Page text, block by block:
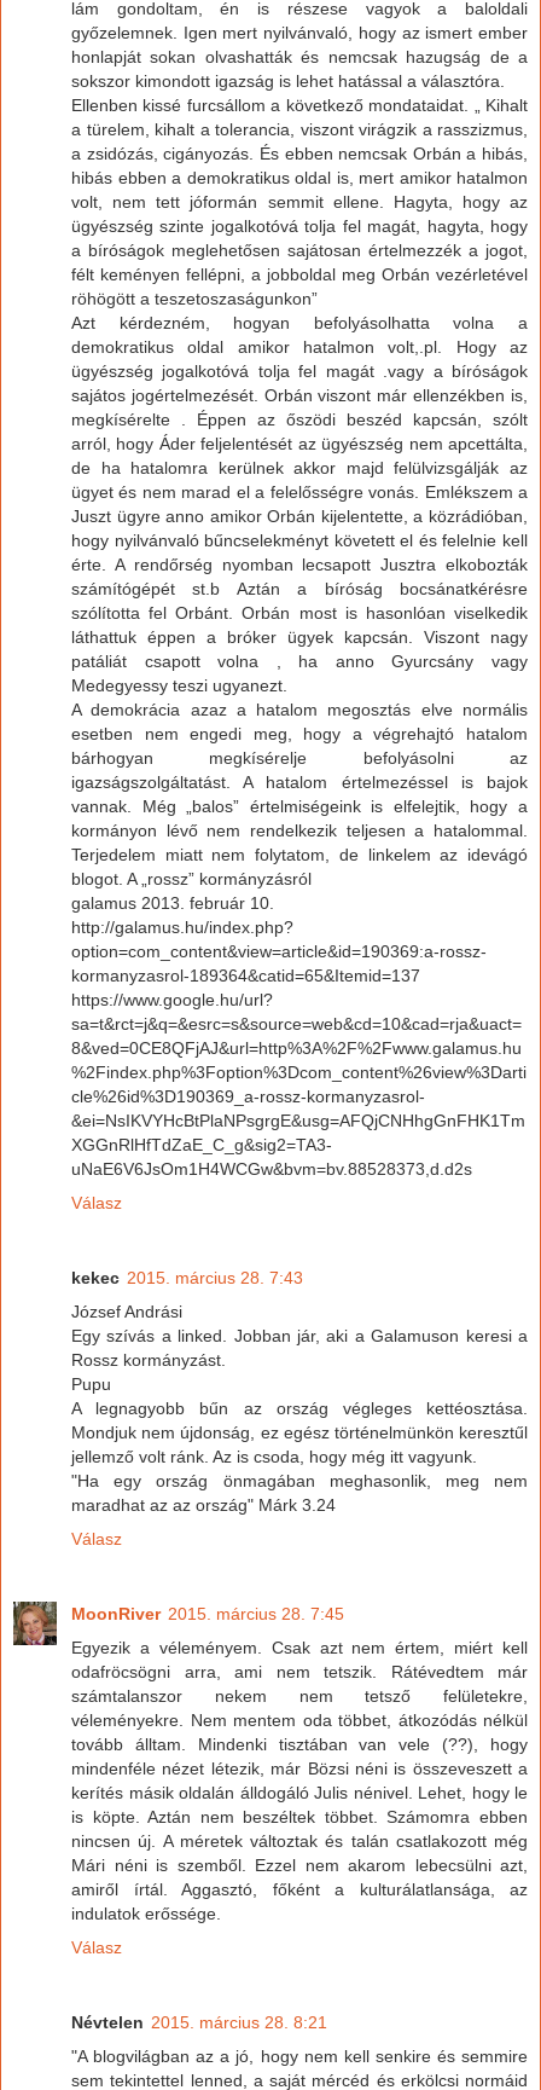
lám gondoltam, én is részese vagyok a baloldali
győzelemnek. Igen mert nyilvánvaló, hogy az ismert ember
honlapját sokan olvashatták és nemcsak hazugság de a
sokszor kimondott igazság is lehet hatással a választóra.
Ellenben kissé furcsállom a következő mondataidat. „ Kihalt
a türelem, kihalt a tolerancia, viszont virágzik a rasszizmus,
a zsidózás, cigányozás. És ebben nemcsak Orbán a hibás,
hibás ebben a demokratikus oldal is, mert amikor hatalmon
volt, nem tett jóformán semmit ellene. Hagyta, hogy az
ügyészség szinte jogalkotóvá tolja fel magát, hagyta, hogy
a bíróságok meglehetősen sajátosan értelmezzék a jogot,
félt keményen fellépni, a jobboldal meg Orbán vezérletével
röhögött a teszetoszaságunkon”
Azt kérdezném, hogyan befolyásolhatta volna a
demokratikus oldal amikor hatalmon volt,.pl. Hogy az
ügyészség jogalkotóvá tolja fel magát .vagy a bíróságok
sajátos jogértelmezését. Orbán viszont már ellenzékben is,
megkísérelte . Éppen az őszödi beszéd kapcsán, szólt
arról, hogy Áder feljelentését az ügyészség nem apcettálta,
de ha hatalomra kerülnek akkor majd felülvizsgálják az
ügyet és nem marad el a felelősségre vonás. Emlékszem a
Juszt ügyre anno amikor Orbán kijelentette, a közrádióban,
hogy nyilvánvaló bűncselekményt követett el és felelnie kell
érte. A rendőrség nyomban lecsapott Jusztra elkobozták
számítógépét st.b Aztán a bíróság bocsánatkérésre
szólította fel Orbánt. Orbán most is hasonlóan viselkedik
láthattuk éppen a bróker ügyek kapcsán. Viszont nagy
patáliát csapott volna , ha anno Gyurcsány vagy
Medegyessy teszi ugyanezt.
A demokrácia azaz a hatalom megosztás elve normális
esetben nem engedi meg, hogy a végrehajtó hatalom
bárhogyan megkísérelje befolyásolni az
igazságszolgáltatást. A hatalom értelmezéssel is bajok
vannak. Még „balos” értelmiségeink is elfelejtik, hogy a
kormányon lévő nem rendelkezik teljesen a hatalommal.
Terjedelem miatt nem folytatom, de linkelem az idevágó
blogot. A „rossz” kormányzásról
galamus 2013. február 10.
http://galamus.hu/index.php?
option=com_content&view=article&id=190369:a-rossz-
kormanyzasrol-189364&catid=65&Itemid=137
https://www.google.hu/url?
sa=t&rct=j&q=&esrc=s&source=web&cd=10&cad=rja&uact=
8&ved=0CE8QFjAJ&url=http%3A%2F%2Fwww.galamus.hu
%2Findex.php%3Foption%3Dcom_content%26view%3Darti
cle%26id%3D190369_a-rossz-kormanyzasrol-
&ei=NsIKVYHcBtPlaNPsgrgE&usg=AFQjCNHhgGnFHK1Tm
XGGnRlHfTdZaE_C_g&sig2=TA3-
uNaE6V6JsOm1H4WCGw&bvm=bv.88528373,d.d2s
Válasz
kekec 2015. március 28. 7:43
József Andrási
Egy szívás a linked. Jobban jár, aki a Galamuson keresi a
Rossz kormányzást.
Pupu
A legnagyobb bűn az ország végleges kettéosztása.
Mondjuk nem újdonság, ez egész történelmünkön keresztűl
jellemző volt ránk. Az is csoda, hogy még itt vagyunk.
"Ha egy ország önmagában meghasonlik, meg nem
maradhat az az ország" Márk 3.24
Válasz
MoonRiver 2015. március 28. 7:45
Egyezik a véleményem. Csak azt nem értem, miért kell
odafröcsögni arra, ami nem tetszik. Rátévedtem már
számtalanszor nekem nem tetsző felületekre,
véleményekre. Nem mentem oda többet, átkozódás nélkül
tovább álltam. Mindenki tisztában van vele (??), hogy
mindenféle nézet létezik, már Bözsi néni is összeveszett a
kerítés másik oldalán álldogáló Julis nénivel. Lehet, hogy le
is köpte. Aztán nem beszéltek többet. Számomra ebben
nincsen új. A méretek változtak és talán csatlakozott még
Mári néni is szemből. Ezzel nem akarom lebecsülni azt,
amiről írtál. Aggasztó, főként a kulturálatlansága, az
indulatok erőssége.
Válasz
Névtelen 2015. március 28. 8:21
"A blogvilágban az a jó, hogy nem kell senkire és semmire
sem tekintettel lenned, a saját mércéd és erkölcsi normáid